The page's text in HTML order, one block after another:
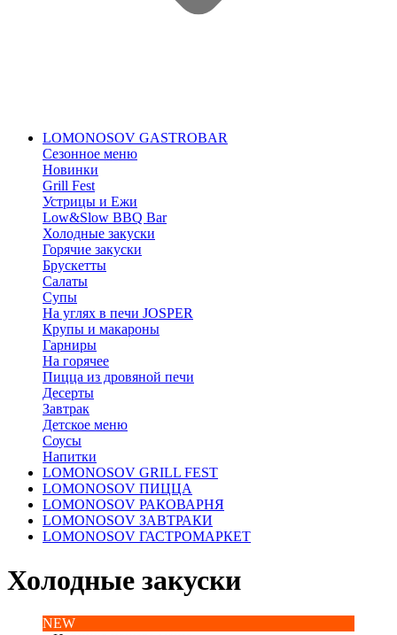
LOMONOSOV GASTROBAR
Сезонное меню
Новинки
Grill Fest
Устрицы и Ежи
Low&Slow BBQ Bar
Холодные закуски
Горячие закуски
Брускетты
Салаты
Супы
На углях в печи JOSPER
Крупы и макароны
Гарниры
На горячее
Пицца из дровяной печи
Десерты
Завтрак
Детское меню
Соусы
Напитки
LOMONOSOV GRILL FEST
LOMONOSOV ПИЦЦА
LOMONOSOV РАКОВАРНЯ
LOMONOSOV ЗАВТРАКИ
LOMONOSOV ГАСТРОМАРКЕТ
Холодные закуски
NEW